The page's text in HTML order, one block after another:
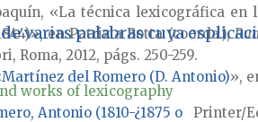
«La técnica lexicográfica
en Patrizia Botta (coorda.),
Roma, 2012, págs. 250-259.
Martínez del Romero (D. Antonio)»,
varias palabras cuya
works of lexicography
Antonio (1810-¿1875 o
Printer/